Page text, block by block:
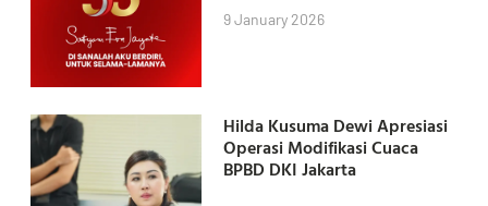
9 January 2026
Hilda Kusuma Dewi Apresiasi
Operasi Modifikasi Cuaca
BPBD DKI Jakarta